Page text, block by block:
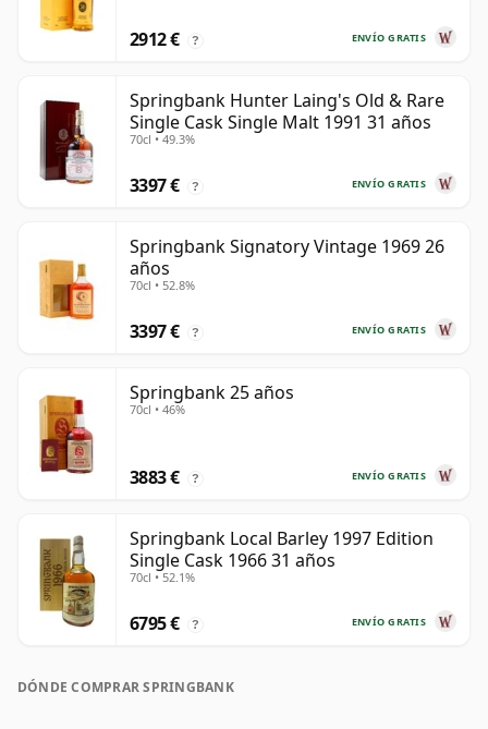
ENVÍO GRATIS
2912 € ?
Springbank Hunter Laing's Old & Rare
Single Cask Single Malt 1991 31 años
70cl • 49.3%
ENVÍO GRATIS
3397 € ?
Springbank Signatory Vintage 1969 26
años
70cl • 52.8%
ENVÍO GRATIS
3397 € ?
Springbank 25 años
70cl • 46%
ENVÍO GRATIS
3883 € ?
Springbank Local Barley 1997 Edition
Single Cask 1966 31 años
70cl • 52.1%
ENVÍO GRATIS
6795 € ?
DÓNDE COMPRAR SPRINGBANK